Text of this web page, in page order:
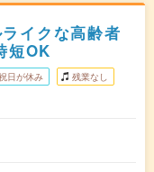
イクな高齢者
短OK
日が休み 残業なし